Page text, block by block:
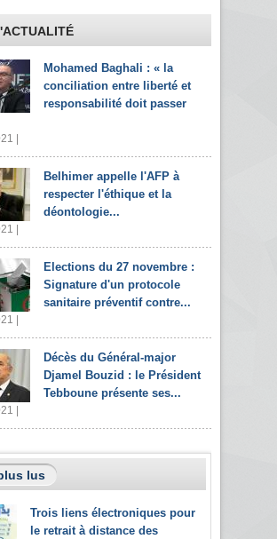
Mohamed Baghali : « la
conciliation entre liberté et
responsabilité doit passer
|
Belhimer appelle l'AFP à
respecter l'éthique et la
déontologie...
|
Elections du 27 novembre :
Signature d'un protocole
sanitaire préventif contre...
|
Décès du Général-major
Djamel Bouzid : le Président
Tebboune présente ses...
|
lus
Trois liens électroniques pour
le retrait à distance des